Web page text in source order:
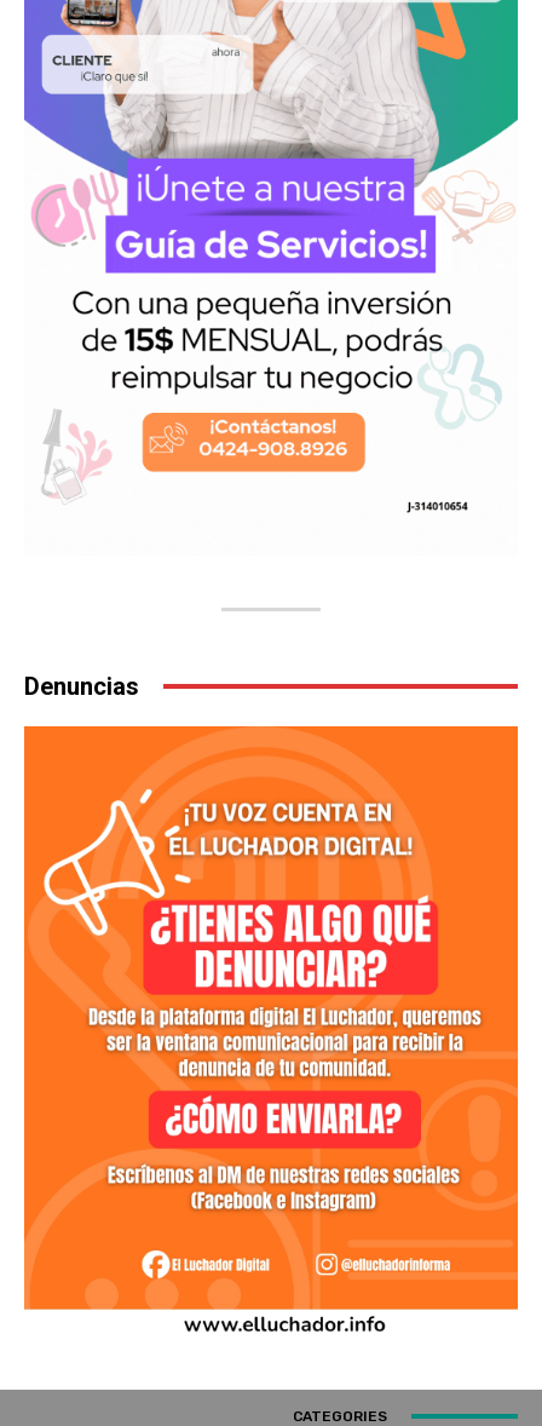
Denuncias
CATEGORIES